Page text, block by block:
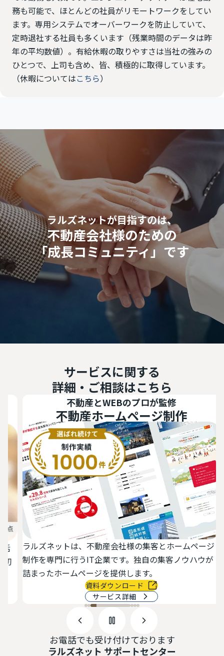
務も可能で、ほとんどの社員がリモートワークをしてい
ます。専用システムでオーバーワークを防止していて、
定時退社する社員も多くいます（残業時間のデータは昨
年の平均数値）。有給休暇の取りやすさは当社の強みの
ひとつで、上司も含め、皆、積極的に取得しています。
（休暇についてはこちら）
ラルズネットが目指すのは、
不動産会社様のための
「成長コミュニティ」です
サービスに関する
詳細・ご相談はこちら
不動産とWEBのプロが監修
不動産ホームページ制作
ラルズネットは、不動産会社様の集客とホームページ
制作を専門に行うIT企業です。独自の集客ノウハウが
詰まったホームページを提供します。
資料ダウンロード
サービス詳細
お電話でも受け付けております
ラルズネット サポートセンター